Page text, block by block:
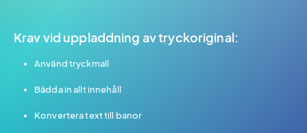
Krav vid uppladdning av tryckoriginal:
Använd tryckmall
Bädda in allt innehåll
Konvertera text till banor